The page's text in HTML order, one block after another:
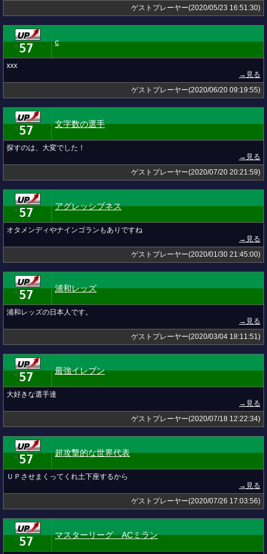
ゲストプレーヤー(2020/05/23 16:51:30)
★ 57 c
xxx
→見る
ゲストプレーヤー(2020/06/20 09:19:55)
★ 57 文字数の選手
探すのは、大変でした！
→見る
ゲストプレーヤー(2020/07/20 20:21:59)
★ 57 アグレッシブネス
オタメンディやナインゴランもありですね
→見る
ゲストプレーヤー(2020/01/30 21:45:00)
★ 57 浦和レッズ
浦和レッズの日本人です。
→見る
ゲストプレーヤー(2020/03/04 18:11:51)
★ 57 最強イレブン
大好きな選手達
→見る
ゲストプレーヤー(2020/07/18 12:22:34)
★ 57 超攻撃的な世界代表
ＵＰさせまくってくれ土下座するから
→見る
ゲストプレーヤー(2020/07/26 17:03:56)
★ 57 マスターリーグ ACミラン